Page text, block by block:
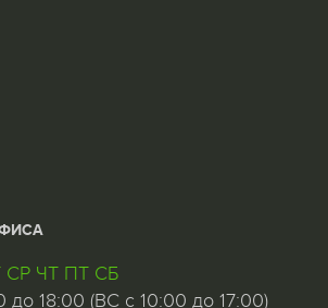
СР ЧТ ПТ СБ
до 18:00 (ВС с 10:00 до 17:00)